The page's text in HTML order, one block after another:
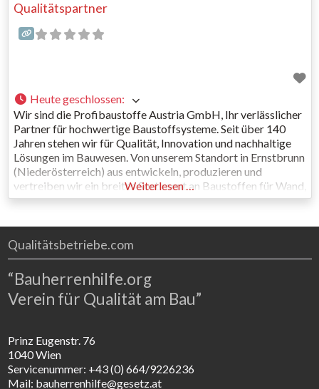
Qualitätspartner
Heute geschlossen:
Wir sind die Profibaustoffe Austria GmbH, Ihr verlässlicher
Partner für hochwertige Baustoffsysteme. Seit über 140
Jahren stehen wir für Qualität, Innovation und nachhaltige
Lösungen im Bauwesen. Von unserem Standort in Ernstbrunn
(Niederösterreich) aus entwickeln, produzieren und
vertreiben wir ein breites Sortiment an Baustoffen für Wand,
Boden, Fassade sowie Garten- und Straßenbau. Unser Fokus
abgestimmt
Weiterlesen …
Qualitätsbetriebe.com
“Bauherrenhilfe.org
Verein für Qualität am Bau”
Prinz Eugenstr. 76
1040 Wien
Servicenummer: +43 (0) 664/9226236
Mail: bauherrenhilfe@gesetz.at